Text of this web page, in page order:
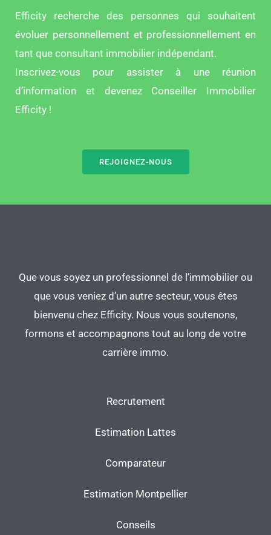
Efficity recherche des personnes qui souhaitent
évoluer personnellement et professionnellement en
tant que consultant immobilier indépendant.
Inscrivez-vous pour assister à une réunion
d’information et devenez Conseiller Immobilier
Efficity !
REJOIGNEZ-NOUS
Que vous soyez un professionnel de l’immobilier ou
que vous veniez d’un autre secteur, vous êtes
bienvenu chez Efficity. Nous vous soutenons,
formons et accompagnons tout au long de votre
carrière immo.
Recrutement
Estimation Lattes
Comparateur
Estimation Montpellier
Conseils